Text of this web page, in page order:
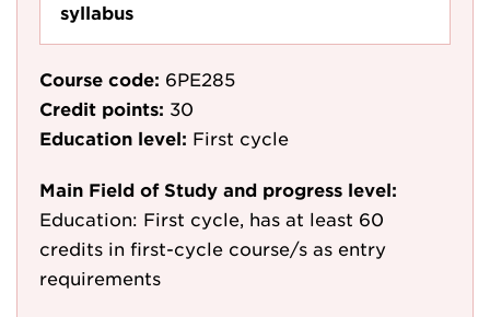
syllabus
Course code: 6PE285
Credit points: 30
Education level: First cycle
Main Field of Study and progress level:
Education: First cycle, has at least 60
credits in first-cycle course/s as entry
requirements